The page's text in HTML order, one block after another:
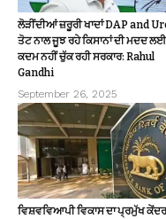
ਲੋੜੀਂਦੀਆਂ ਜ਼ਰੂਰੀ ਖਾਦਾਂ DAP and
ਤੋਟ ਨਾਲ ਜੂਝ ਰਹੇ ਕਿਸਾਨਾਂ ਦੀ ਮਦਦ
ਕਦਮ ਨਹੀਂ ਚੁੱਕ ਰਹੀ ਸਰਕਾਰ: Rahul
Gandhi
September 26, 2025
ਵਿਸ਼ਵਵਿਆਪੀ ਵਿਕਾਸ ਦਾ ਪ੍ਰਮੁੱਖ